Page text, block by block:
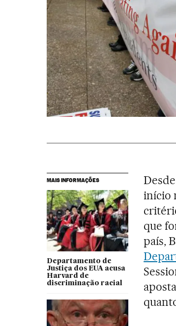
MAIS INFORMAÇÕES
Departamento de
Justiça dos EUA acusa
Harvard de
discriminação racial
início
que
país,